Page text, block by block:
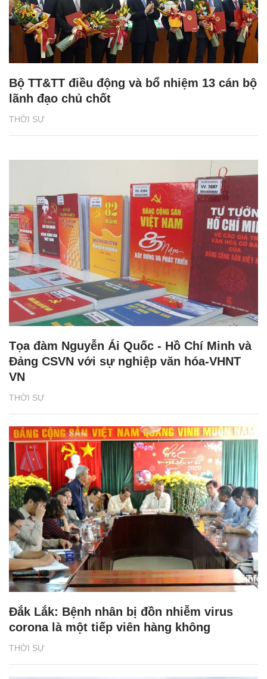
THỜI SỰ
Bộ TT&TT điều động và bổ nhiệm 13 cán bộ
lãnh đạo chủ chốt
THỜI SỰ
Tọa đàm Nguyễn Ái Quốc - Hồ Chí Minh và
Đảng CSVN với sự nghiệp văn hóa-VHNT
VN
THỜI SỰ
Đắk Lắk: Bệnh nhân bị đồn nhiễm virus
corona là một tiếp viên hàng không